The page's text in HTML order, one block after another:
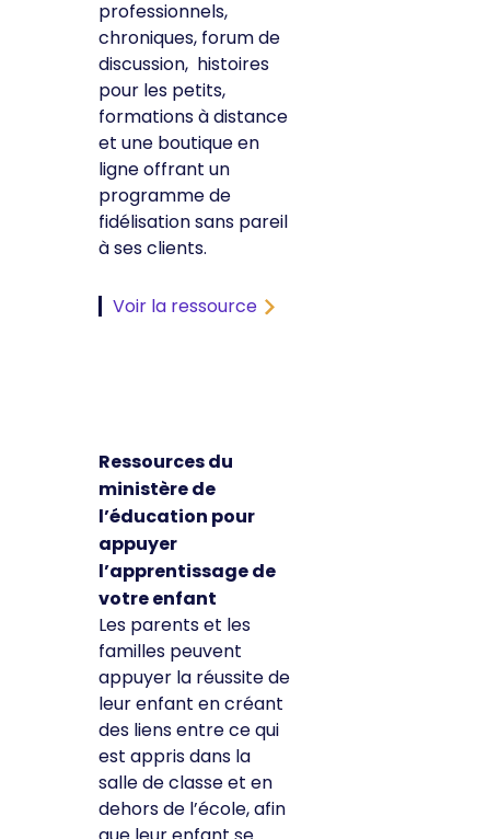
professionnels,
chroniques, forum de
discussion, histoires
pour les petits,
formations à distance
et une boutique en
ligne offrant un
programme de
fidélisation sans pareil
à ses clients.
Voir la ressource
Ressources du
ministère de
l’éducation pour
appuyer
l’apprentissage de
votre enfant
Les parents et les
familles peuvent
appuyer la réussite de
leur enfant en créant
des liens entre ce qui
est appris dans la
salle de classe et en
dehors de l’école, afin